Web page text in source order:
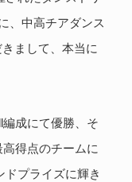
、中高チアダンス
まして、本当に
成にて優勝、そ
得点のチームに
プライズに輝き